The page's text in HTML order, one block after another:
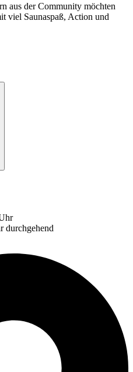
aus der Community möchten
viel Saunaspaß, Action und
durchgehend